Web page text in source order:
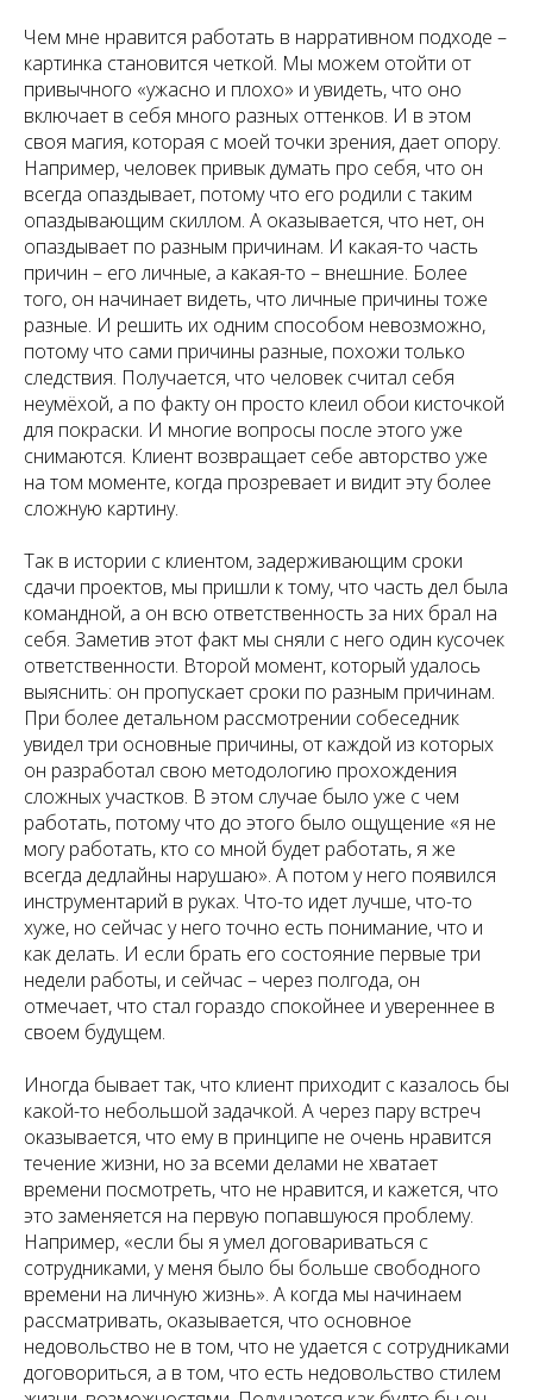
Чем мне нравится работать в нарративном подходе –
картинка становится четкой. Мы можем отойти от
привычного «ужасно и плохо» и увидеть, что оно
включает в себя много разных оттенков. И в этом
своя магия, которая с моей точки зрения, дает опору.
Например, человек привык думать про себя, что он
всегда опаздывает, потому что его родили с таким
опаздывающим скиллом. А оказывается, что нет, он
опаздывает по разным причинам. И какая-то часть
причин – его личные, а какая-то – внешние. Более
того, он начинает видеть, что личные причины тоже
разные. И решить их одним способом невозможно,
потому что сами причины разные, похожи только
следствия. Получается, что человек считал себя
неумёхой, а по факту он просто клеил обои кисточкой
для покраски. И многие вопросы после этого уже
снимаются. Клиент возвращает себе авторство уже
на том моменте, когда прозревает и видит эту более
сложную картину.
Так в истории с клиентом, задерживающим сроки
сдачи проектов, мы пришли к тому, что часть дел была
командной, а он всю ответственность за них брал на
себя. Заметив этот факт мы сняли с него один кусочек
ответственности. Второй момент, который удалось
выяснить: он пропускает сроки по разным причинам.
При более детальном рассмотрении собеседник
увидел три основные причины, от каждой из которых
он разработал свою методологию прохождения
сложных участков. В этом случае было уже с чем
работать, потому что до этого было ощущение «я не
могу работать, кто со мной будет работать, я же
всегда дедлайны нарушаю». А потом у него появился
инструментарий в руках. Что-то идет лучше, что-то
хуже, но сейчас у него точно есть понимание, что и
как делать. И если брать его состояние первые три
недели работы, и сейчас – через полгода, он
отмечает, что стал гораздо спокойнее и увереннее в
своем будущем.
Иногда бывает так, что клиент приходит с казалось бы
какой-то небольшой задачкой. А через пару встреч
оказывается, что ему в принципе не очень нравится
течение жизни, но за всеми делами не хватает
времени посмотреть, что не нравится, и кажется, что
это заменяется на первую попавшуюся проблему.
Например, «если бы я умел договариваться с
сотрудниками, у меня было бы больше свободного
времени на личную жизнь». А когда мы начинаем
рассматривать, оказывается, что основное
недовольство не в том, что не удается с сотрудниками
договориться, а в том, что есть недовольство стилем